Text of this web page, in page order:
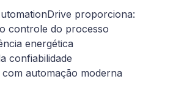
proporciona:
controle do processo
energética
confiabilidade
automação moderna